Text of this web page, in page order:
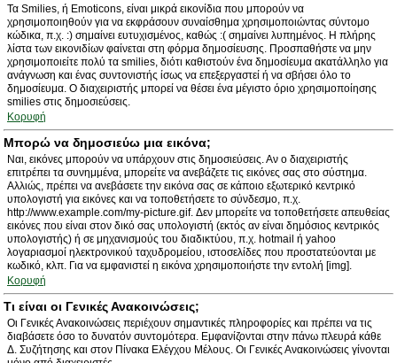
Τα Smilies, ή Emoticons, είναι μικρά εικονίδια που μπορούν να
χρησιμοποιηθούν για να εκφράσουν συναίσθημα χρησιμοποιώντας σύντομο
κώδικα, π.χ. :) σημαίνει ευτυχισμένος, καθώς :( σημαίνει λυπημένος. Η πλήρης
λίστα των εικονιδίων φαίνεται στη φόρμα δημοσίευσης. Προσπαθήστε να μην
χρησιμοποιείτε πολύ τα smilies, διότι καθιστούν ένα δημοσίευμα ακατάλληλο για
ανάγνωση και ένας συντονιστής ίσως να επεξεργαστεί ή να σβήσει όλο το
δημοσίευμα. Ο διαχειριστής μπορεί να θέσει ένα μέγιστο όριο χρησιμοποίησης
smilies στις δημοσιεύσεις.
Κορυφή
Μπορώ να δημοσιεύω μια εικόνα;
Ναι, εικόνες μπορούν να υπάρχουν στις δημοσιεύσεις. Αν ο διαχειριστής
επιτρέπει τα συνημμένα, μπορείτε να ανεβάζετε τις εικόνες σας στο σύστημα.
Αλλιώς, πρέπει να ανεβάσετε την εικόνα σας σε κάποιο εξωτερικό κεντρικό
υπολογιστή για εικόνες και να τοποθετήσετε το σύνδεσμο, π.χ.
http://www.example.com/my-picture.gif. Δεν μπορείτε να τοποθετήσετε απευθείας
εικόνες που είναι στον δικό σας υπολογιστή (εκτός αν είναι δημόσιος κεντρικός
υπολογιστής) ή σε μηχανισμούς του διαδικτύου, π.χ. hotmail ή yahoo
λογαριασμοί ηλεκτρονικού ταχυδρομείου, ιστοσελίδες που προστατεύονται με
κωδικό, κλπ. Για να εμφανιστεί η εικόνα χρησιμοποιήστε την εντολή [img].
Κορυφή
Τι είναι οι Γενικές Ανακοινώσεις;
Οι Γενικές Ανακοινώσεις περιέχουν σημαντικές πληροφορίες και πρέπει να τις
διαβάσετε όσο το δυνατόν συντομότερα. Εμφανίζονται στην πάνω πλευρά κάθε
Δ. Συζήτησης και στον Πίνακα Ελέγχου Μέλους. Οι Γενικές Ανακοινώσεις γίνονται